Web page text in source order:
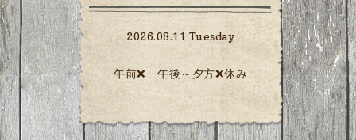
2026.08.11 Tuesday
午前❌️ 午後～夕方❌️休み